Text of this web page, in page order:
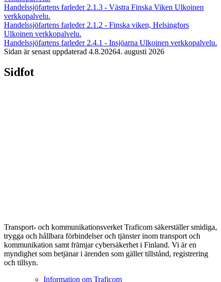
Handelssjöfartens farleder 2.1.3 - Västra Finska Viken Ulkoinen
verkkopalvelu.
Handelssjöfartens farleder 2.1.2 - Finska viken, Helsingfors
Ulkoinen verkkopalvelu.
Handelssjöfartens farleder 2.4.1 - Insjöarna Ulkoinen verkkopalvelu.
Sidan är senast uppdaterad 4.8.20264. augusti 2026
Sidfot
Transport- och kommunikationsverket Traficom säkerställer smidiga,
trygga och hållbara förbindelser och tjänster inom transport och
kommunikation samt främjar cybersäkerhet i Finland. Vi är en
myndighet som betjänar i ärenden som gäller tillstånd, registrering
och tillsyn.
Information om Traficom